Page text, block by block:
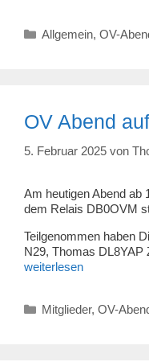
Kategorien
Allgemein, OV-
OV Abend
5. Februar 2025 von
Am heutigen Abend ab
dem Relais DB0OVM
Teilgenommen haben
N29, Thomas
weiterlesen
Kategorien
Mitglieder, OV-